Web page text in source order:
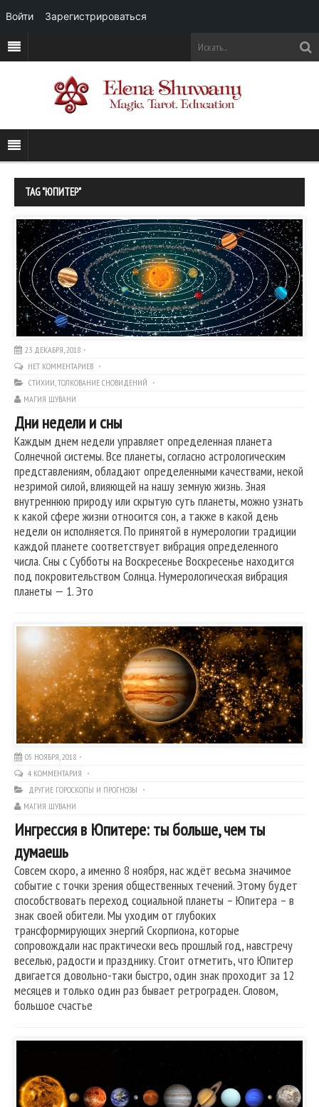
TAG "ЮПИТЕР"
23 ДЕКАБРЯ, 2018
НЕТ КОММЕНТАРИЕВ
СТИХИИ,ТОЛКОВАНИЕ СНОВИДЕНИЙ
МАГИЯ ШУВАНИ
Дни недели и сны
Каждым днем недели управляет определенная планета
Солнечной системы. Все планеты, согласно астрологическим
представлениям, обладают определенными качествами, некой
незримой силой, влияющей на нашу земную жизнь. Зная
внутреннюю природу или скрытую суть планеты, можно узнать
к какой сфере жизни относится сон, а также в какой день
недели он исполняется. По принятой в нумерологии традиции
каждой планете соответствует вибрация определенного
числа. Сны с Субботы на Воскресенье Воскресенье находится
под покровительством Солнца. Нумерологическая вибрация
планеты — 1. Это
05 НОЯБРЯ, 2018
4 КОММЕНТАРИЯ
ДРУГИЕ ГОРОСКОПЫ И ПРОГНОЗЫ
МАГИЯ ШУВАНИ
Ингрессия в Юпитере: ты больше, чем ты
думаешь
Совсем скоро, а именно 8 ноября, нас ждёт весьма значимое
событие с точки зрения общественных течений. Этому будет
способствовать переход социальной планеты – Юпитера – в
знак своей обители. Мы уходим от глубоких
трансформирующих энергий Скорпиона, которые
сопровождали нас практически весь прошлый год, навстречу
веселью, радости и празднику. Стоит отметить, что Юпитер
двигается довольно-таки быстро, один знак проходит за 12
месяцев и только один раз бывает ретрограден. Словом,
большое счастье
Войти Зарегистрироваться